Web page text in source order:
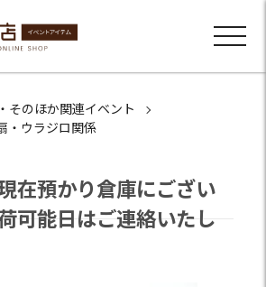
そのほか関連イベント
・ウラジロ関係
在預かり倉庫にござい
可能日はご連絡いたし